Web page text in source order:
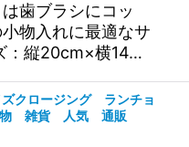
歯ブラシにコッ
物入れに最適なサ
：縦20cm×横14…
クロージング ランチョ
物 雑貨 人気 通販